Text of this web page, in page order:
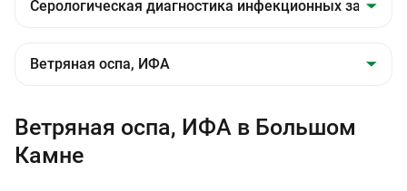
Ветряная оспа, ИФА в Большом
Камне